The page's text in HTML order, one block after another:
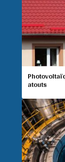
atouts